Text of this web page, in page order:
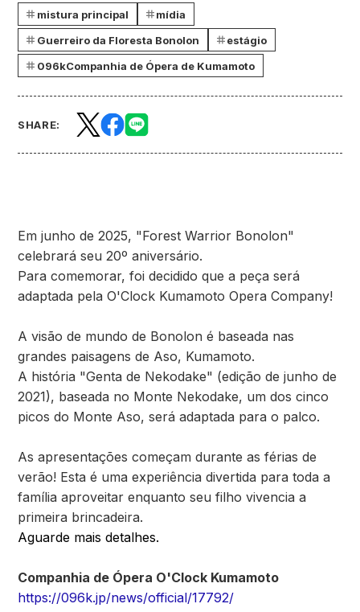
mistura principal
mídia
Guerreiro da Floresta Bonolon
estágio
096kCompanhia de Ópera de Kumamoto
SHARE:
Em junho de 2025, "Forest Warrior Bonolon"
celebrará seu 20º aniversário.
Para comemorar, foi decidido que a peça será
adaptada pela O'Clock Kumamoto Opera Company!
A visão de mundo de Bonolon é baseada nas
grandes paisagens de Aso, Kumamoto.
A história "Genta de Nekodake" (edição de junho de
2021), baseada no Monte Nekodake, um dos cinco
picos do Monte Aso, será adaptada para o palco.
As apresentações começam durante as férias de
verão! Esta é uma experiência divertida para toda a
família aproveitar enquanto seu filho vivencia a
primeira brincadeira.
Aguarde mais detalhes.
Companhia de Ópera O'Clock Kumamoto
https://096k.jp/news/official/17792/